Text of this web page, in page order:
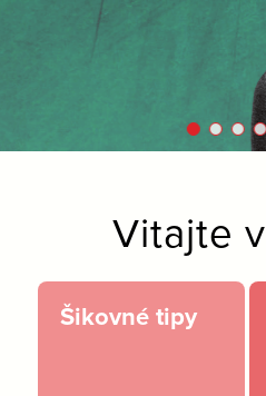
Vitajte v
Šikovné tipy